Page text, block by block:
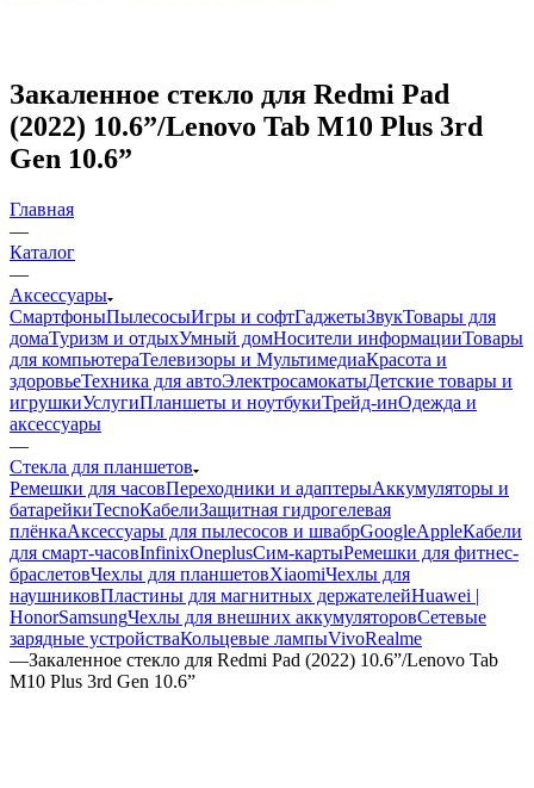
Закаленное стекло для Redmi Pad
(2022) 10.6”/Lenovo Tab M10 Plus 3rd
Gen 10.6”
Главная
—
Каталог
—
Аксессуары
СмартфоныПылесосыИгры и софтГаджетыЗвукТовары для
домаТуризм и отдыхУмный домНосители информацииТовары
для компьютераТелевизоры и МультимедиаКрасота и
здоровьеТехника для автоЭлектросамокатыДетские товары и
игрушкиУслугиПланшеты и ноутбукиТрейд-инОдежда и
аксессуары
—
Стекла для планшетов
Ремешки для часовПереходники и адаптерыАккумуляторы и
батарейкиTecnoКабелиЗащитная гидрогелевая
плёнкаАксессуары для пылесосов и швабрGoogleAppleКабели
для смарт-часовInfinixOneplusСим-картыРемешки для фитнес-
браслетовЧехлы для планшетовXiaomiЧехлы для
наушниковПластины для магнитных держателейHuawei |
HonorSamsungЧехлы для внешних аккумуляторовСетевые
зарядные устройстваКольцевые лампыVivoRealme
—Закаленное стекло для Redmi Pad (2022) 10.6”/Lenovo Tab
M10 Plus 3rd Gen 10.6”